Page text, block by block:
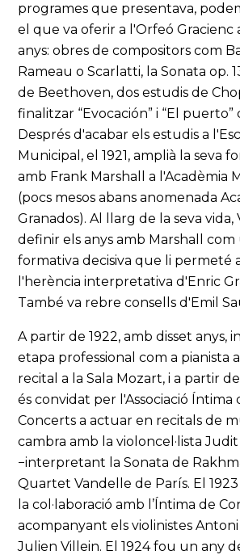
programes que presentava,
el que va oferir a l'Orfeó Gracienc
anys: obres de compositors com
Rameau o Scarlatti, la Sonata op.
de Beethoven, dos estudis de
finalitzar “Evocación” i “El puerto”
Després d'acabar els estudis a
Municipal, el 1921, amplià la seva
amb Frank Marshall a l'Acadèmia
(pocs mesos abans anomenada
Granados). Al llarg de la seva vida,
definir els anys amb Marshall com
formativa decisiva que li permeté
l'herència interpretativa d'Enric
També va rebre consells d'Emil
A partir de 1922, amb disset anys,
etapa professional com a pianista
recital a la Sala Mozart, i a partir
és convidat per l'Associació Íntima
Concerts a actuar en recitals de
cambra amb la violoncel·lista
−interpretant la Sonata de
Quartet Vandelle de París. El
la col·laboració amb l’Íntima de
acompanyant els violinistes Antoni
Julien Villein. El 1924 fou un any